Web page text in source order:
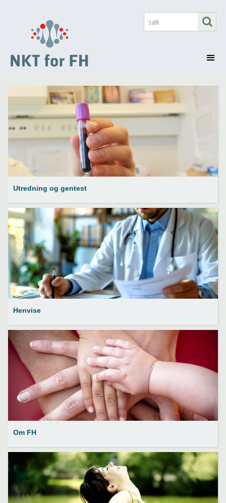
Utredning og gentest
Henvise
Om FH